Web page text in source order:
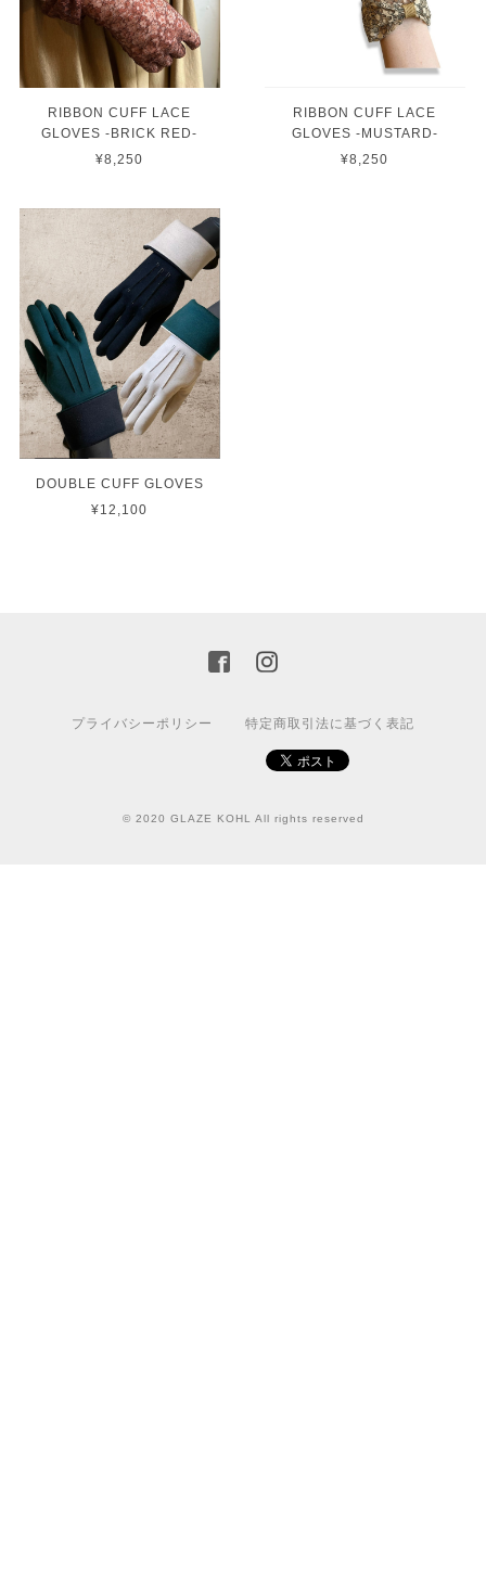
RIBBON CUFF LACE
GLOVES -BRICK RED-
¥8,250
RIBBON CUFF LACE
GLOVES -MUSTARD-
¥8,250
DOUBLE CUFF GLOVES
¥12,100
プライバシーポリシー 特定商取引法に基づく表記
© 2020 GLAZE KOHL All rights reserved